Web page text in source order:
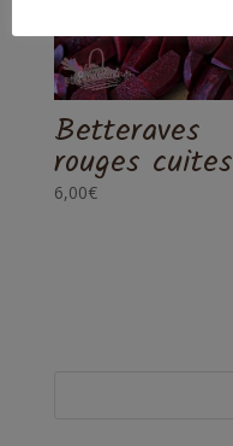
Betteraves
rouges cuites
6,00€